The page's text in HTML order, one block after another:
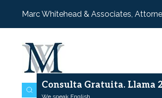
Marc Whitehead & Associates,
Consulta Gratuita. Llama
We speak English